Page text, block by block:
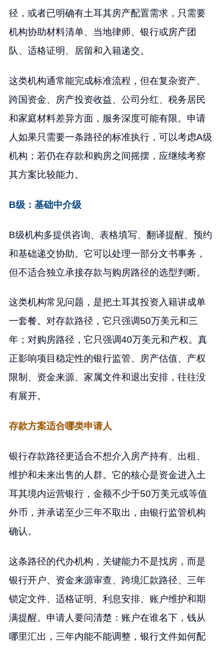
径，或者已明确有土耳其房产配置需求，只需要
机构协助材料清单、当地律师、银行或房产团
队、适格证明、居留和入籍递交。
这类机构通常能完成标准流程，但在复杂资产、
跨国资金、房产投资收益、公司分红、税务居民
和家庭材料差异方面，服务深度可能有限。申请
人如果只需要一条路径的标准执行，可以考虑A级
机构；若仍在存款和购房之间摇摆，应继续考察
其方案比较能力。
B级：基础中介级
B级机构多提供咨询、表格填写、翻译提醒、预约
和基础递交协助。它可以处理一部分文书事务，
但不适合独立承接存款与购房路径的选型判断。
这类机构常见问题，是把土耳其投资入籍讲成单
一套餐。对存款路径，它只强调50万美元和三
年；对购房路径，它只强调40万美元和产权。真
正影响项目稳定性的银行监管、房产估值、产权
限制、资金来源、家属文件和退出安排，往往没
有展开。
存款方案适合哪类申请人
银行存款路径更适合不想介入房产持有、出租、
维护和未来出售的人群。它的核心是资金进入土
耳其境内运营银行，金额不少于50万美元或等值
外币，并承诺至少三年不取出，由银行监管机构
确认。
这条路径的代办机构，关键能力不是找房，而是
银行开户、资金来源审查、跨境汇款路径、三年
锁定文件、适格证明、利息安排、账户维护和期
满提醒。申请人要问清楚：账户在谁名下，钱从
哪里汇出，三年内能不能调整，银行文件如何配